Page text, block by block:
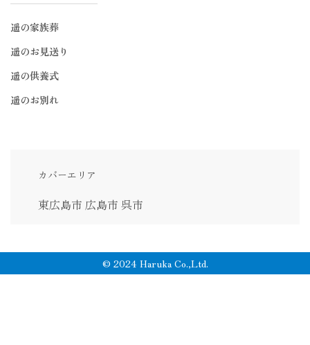
遥の家族葬
遥のお見送り
遥の供養式
遥のお別れ
カバーエリア
東広島市 広島市 呉市
© 2024 Haruka Co.,Ltd.